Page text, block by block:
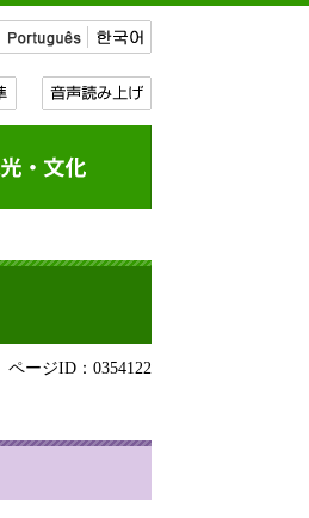
ページID：0354122